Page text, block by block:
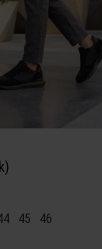
45 46